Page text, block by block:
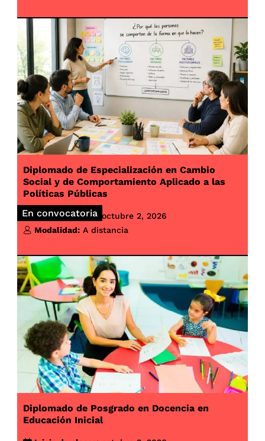
En convocatoria
Diplomado de Especialización en Cambio
Social y de Comportamiento Aplicado a las
Políticas Públicas
Inicio de clases: octubre 2, 2026
Modalidad: A distancia
Diplomado de Posgrado en Docencia en
Educación Inicial